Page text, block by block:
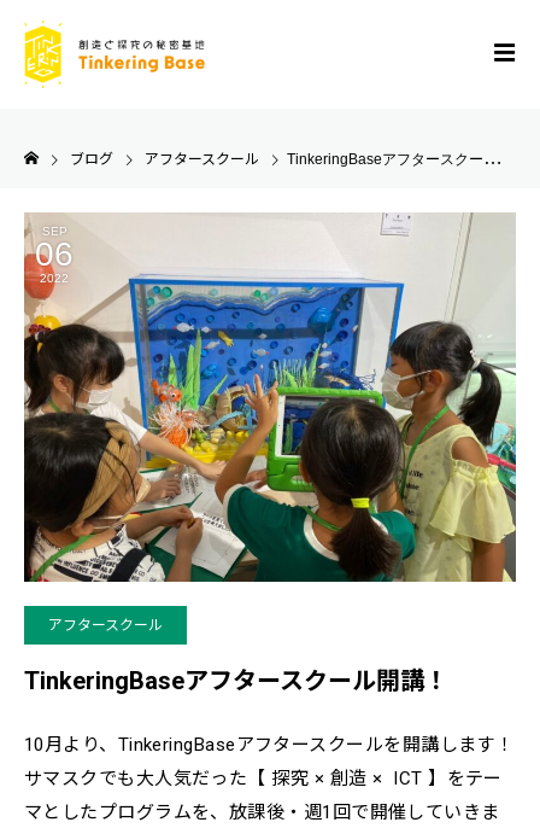
ブログ アフタースクール TinkeringBaseアフタースクール開講！
SEP
06
2022
アフタースクール
TinkeringBaseアフタースクール開講！
10月より、TinkeringBaseアフタースクールを開講します！
サマスクでも大人気だった【 探究 × 創造 × ICT 】をテー
マとしたプログラムを、放課後・週1回で開催していきま